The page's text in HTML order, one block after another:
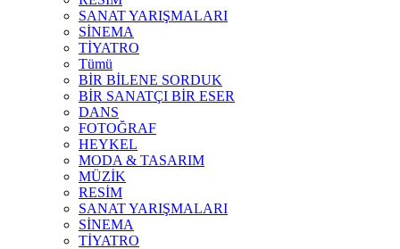
SANAT YARIŞMALARI
SİNEMA
TİYATRO
Tümü
BİR BİLENE SORDUK
BİR SANATÇI BİR ESER
DANS
FOTOĞRAF
HEYKEL
MODA & TASARIM
MÜZİK
RESİM
SANAT YARIŞMALARI
SİNEMA
TİYATRO